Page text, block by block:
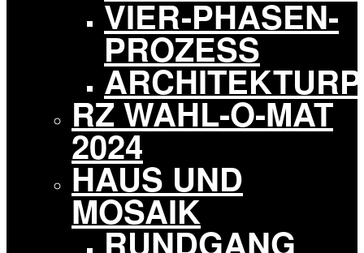
VIER-PHASEN-
PROZESS
RZ WAHL-O-MAT
2024
HAUS UND
MOSAIK
RUNDGANG